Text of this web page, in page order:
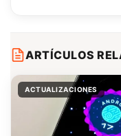
ARTÍCULOS
ACTUALIZACIONES